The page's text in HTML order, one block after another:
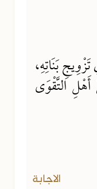
بَنَاتِهِ،
التَّقْوَى
الاجابة